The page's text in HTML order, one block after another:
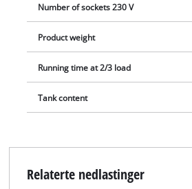
Number of sockets 230 V
Product weight
Running time at 2/3 load
Tank content
Relaterte nedlastinger